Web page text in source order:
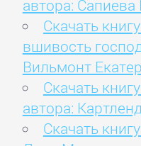
автора: Сапиева
Скачать
вшивость
Вильмонт
Скачать
автора:
Скачать